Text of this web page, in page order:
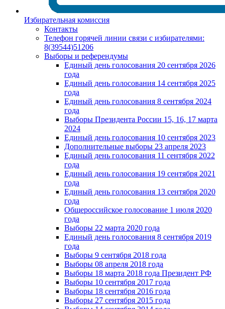
Избирательная комиссия
Контакты
Телефон горячей линии связи с избирателями:
8(39544)51206
Выборы и референдумы
Единый день голосования 20 сентября 2026
года
Единый день голосования 14 сентября 2025
года
Единый день голосования 8 сентября 2024
года
Выборы Президента России 15, 16, 17 марта
2024
Единый день голосования 10 сентября 2023
Дополнительные выборы 23 апреля 2023
Единый день голосования 11 сентября 2022
года
Единый день голосования 19 сентября 2021
года
Единый день голосования 13 сентября 2020
года
Общероссийское голосование 1 июля 2020
года
Выборы 22 марта 2020 года
Единый день голосования 8 сентября 2019
года
Выборы 9 сентября 2018 года
Выборы 08 апреля 2018 года
Выборы 18 марта 2018 года Президент РФ
Выборы 10 сентября 2017 года
Выборы 18 сентября 2016 года
Выборы 27 сентября 2015 года